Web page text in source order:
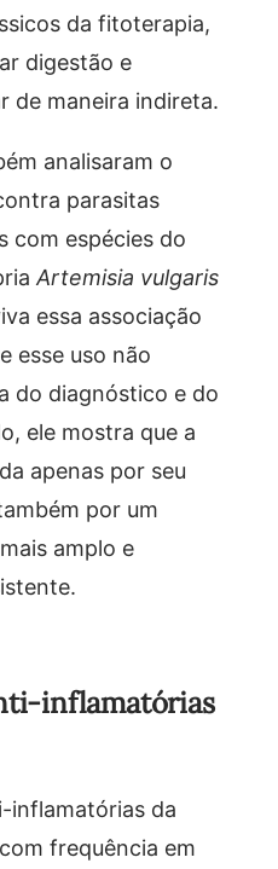
da fitoterapia,
digestão e
de maneira indireta.
analisaram o
parasitas
com espécies do
Artemisia vulgaris
essa associação
esse uso não
do diagnóstico e do
ele mostra que a
apenas por seu
por um
amplo e
inflamatórias
inflamatórias da
frequência em